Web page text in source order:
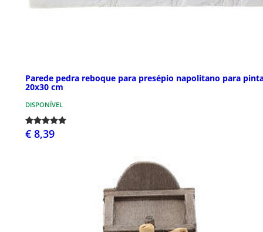
Parede pedra reboque para presépio napolitano para
20x30 cm
DISPONÍVEL
€ 8,39